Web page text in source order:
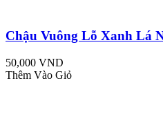
Chậu Vuông Lỗ Xanh Lá
50,000 VND
Thêm Vào Giỏ